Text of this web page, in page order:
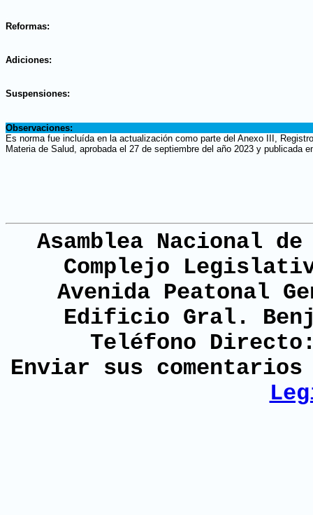
Reformas:
Adiciones:
Suspensiones:
Observaciones:
Es norma fue incluída en la actualización como parte del Anexo III,
Materia de Salud, aprobada el 27 de septiembre del año 2023 y publicada
Asamblea Nacional
Complejo
Avenida Peatonal
Edificio Gral.
Teléfono
Enviar sus